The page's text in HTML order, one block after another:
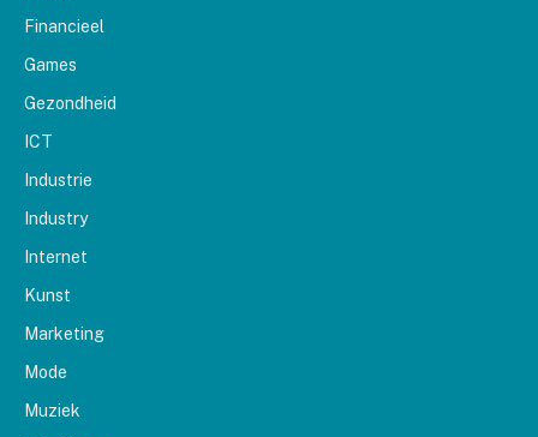
Financieel
Games
Gezondheid
ICT
Industrie
Industry
Internet
Kunst
Marketing
Mode
Muziek